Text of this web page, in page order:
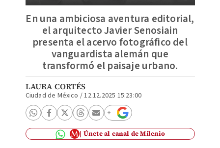
En una ambiciosa aventura editorial,
el arquitecto Javier Senosiain
presenta el acervo fotográfico del
vanguardista alemán que
transformó el paisaje urbano.
LAURA CORTÉS
Ciudad de México /12.12.2025 15:23:00
Únete al canal de Milenio